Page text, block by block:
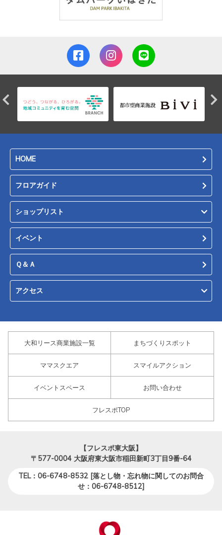
HOME
フロアガイド
ショップリスト
イベント
Ｑ＆Ａ
アクセス
大和リース商業施設一覧 まちづくりスポット
ママスクエア スマイルアクション
イベントスペース お問い合わせ
フレスポTOP
【フレスポ東大阪】
〒577-0004 大阪府東大阪市稲田新町3丁目9番-64
TEL：06-6748-8532 [落とし物・忘れ物に関してのお問合
せ：06-6748-8512]